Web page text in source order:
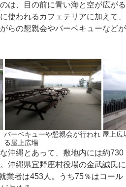
は、目の前に青い海と空が広がる
使われるカフェテリアに加えて、
らの懇親会やバーベキューなどが
バーベキューや懇親会が行われ
る屋上広場
屋上広
沖縄とあって、敷地内には約730
沖縄県宜野座村役場の金武誠氏に
業者は453人。うち75％はコール